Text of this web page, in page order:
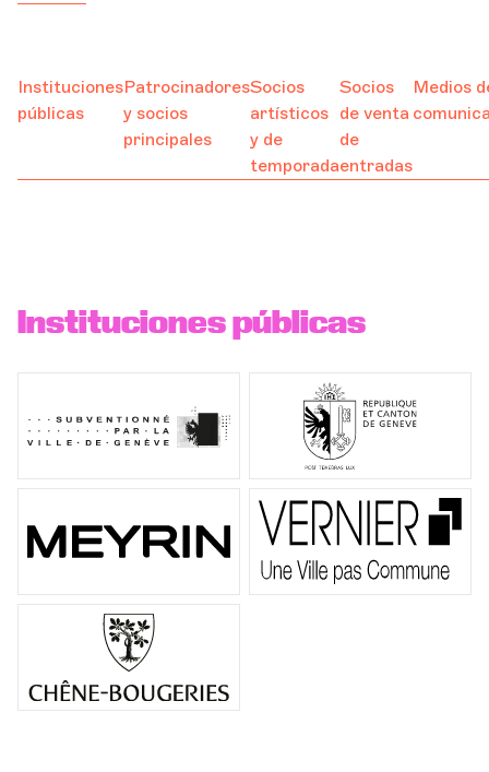
Instituciones
públicas
Patrocinadores
y socios
principales
Socios
artísticos
y de
temporada
Socios
de venta
de
entradas
Medios
Instituciones públicas
LA OCG
Espacio Pro